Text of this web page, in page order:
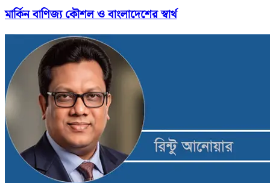
মার্কিন বাণিজ্য কৌশল ও বাংলাদেশের স্বার্থ